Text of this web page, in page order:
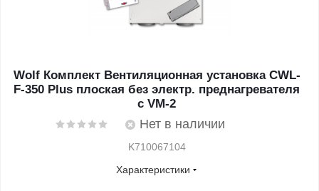
Wolf Комплект Вентиляционная установка CWL-
F-350 Plus плоская без электр. преднагревателя
с VM-2
Нет в наличии
K710067104
Характеристики